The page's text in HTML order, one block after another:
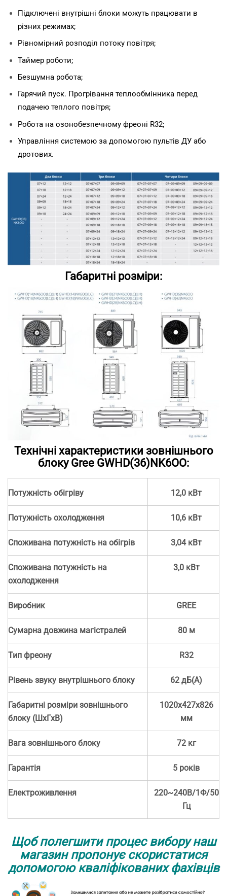
Підключені внутрішні блоки можуть працювати в
різних режимах;
Рівномірний розподіл потоку повітря;
Таймер роботи;
Безшумна робота;
Гарячий пуск. Прогрівання теплообмінника перед
подачею теплого повітря;
Робота на озонобезпечному фреоні R32;
Управління системою за допомогою пультів ДУ або
дротових.
Габаритні розміри:
Технічні характеристики зовнішнього
блоку Gree GWHD(36)NK6OO:
Потужність обігріву 12,0 кВт
Потужність охолодження 10,6 кВт
Споживана потужність на обігрів 3,04 кВт
Споживана потужність на
охолодження
3,0 кВт
Виробник GREE
Сумарна довжина магістралей 80 м
Тип фреону R32
Рівень звуку внутрішнього блоку 62 дБ(А)
Габаритні розміри зовнішнього
блоку (ШхГхВ)
1020х427х826
мм
Вага зовнішнього блоку 72 кг
Гарантія 5 років
Електроживлення
220~240В/1Ф/50
Гц
Щоб полегшити процес вибору наш
магазин пропонує скористатися
допомогою кваліфікованих фахівців